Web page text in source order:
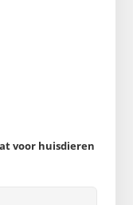
voor huisdieren